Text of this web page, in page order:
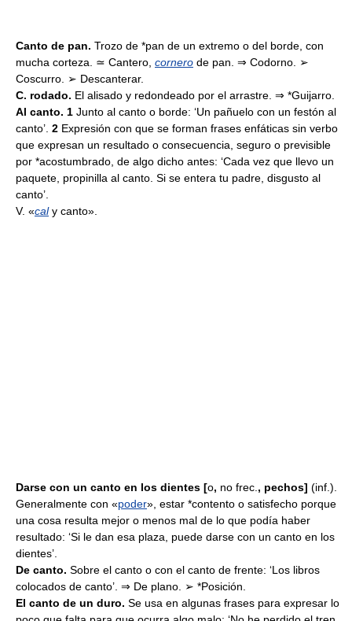
Canto de pan. Trozo de *pan de un extremo o del borde, con
mucha corteza. ≃ Cantero, cornero de pan. ⇒ Codorno. ➢
Coscurro. ➢ Descanterar.
C. rodado. El alisado y redondeado por el arrastre. ⇒ *Guijarro.
Al canto. 1 Junto al canto o borde: ‘Un pañuelo con un festón al
canto’. 2 Expresión con que se forman frases enfáticas sin verbo
que expresan un resultado o consecuencia, seguro o previsible
por *acostumbrado, de algo dicho antes: ‘Cada vez que llevo un
paquete, propinilla al canto. Si se entera tu padre, disgusto al
canto’.
V. «caly canto».
Darse con un canto en los dientes [o, no frec., pechos] (inf.).
Generalmente con «poder», estar *contento o satisfecho porque
una cosa resulta mejor o menos mal de lo que podía haber
resultado: ‘Si le dan esa plaza, puede darse con un canto en los
dientes’.
De canto. Sobre el canto o con el canto de frente: ‘Los libros
colocados de canto’. ⇒ De plano. ➢ *Posición.
El canto de un duro. Se usa en algunas frases para expresar lo